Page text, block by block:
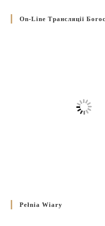
On-Line Трансляції
Pełnia Wiary